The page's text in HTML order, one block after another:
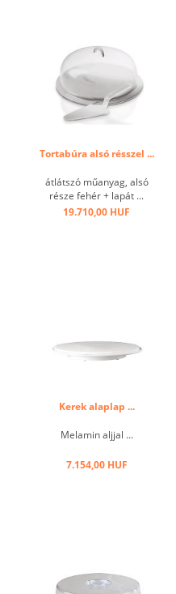
Tortabúra alsó résszel ...
átlátszó műanyag, alsó
része fehér + lapát ...
19.710,00 HUF
Kerek alaplap ...
Melamin aljjal ...
7.154,00 HUF